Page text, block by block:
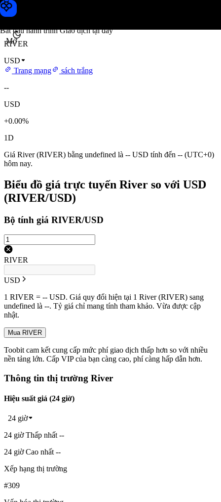
Bắt đầu hành trình Giao dịch tại đây
Mở
Giá River
RIVER
USD
Trang mạng
sách trắng
--
USD
+0.00%
1D
Giá River (RIVER) bằng undefined là -- USD tính đến -- (UTC+0)
hôm nay.
Biểu đồ giá trực tuyến River so với USD
(RIVER/USD)
Bộ tính giá RIVER/USD
RIVER
USD
1 RIVER = -- USD. Giá quy đổi hiện tại 1 River (RIVER) sang
undefined là --. Tỷ giá chỉ mang tính tham khảo. Vừa được cập
nhật.
Mua RIVER
Toobit cam kết cung cấp mức phí giao dịch thấp hơn so với nhiều
nền tảng lớn. Cấp VIP của bạn càng cao, phí càng hấp dẫn hơn.
Thông tin thị trường River
Hiệu suất giá (24 giờ)
24 giờ
24 giờ Thấp nhất --
24 giờ Cao nhất --
Xếp hạng thị trường
#309